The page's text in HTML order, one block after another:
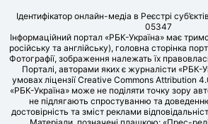
Ідентифікатор онлайн-медіа в Реєстрі
05347
Інформаційний портал «РБК-Україна» має
російську та англійську), головна сторінка
Фотографії, зображення належать їх
Порталі, авторами яких є журналісти «РБК-
умовах ліцензії Creative Commons Attribution
«РБК-Україна» може не поділяти точку зору
не підлягають спростуванню та
достовірність та зміст реклами